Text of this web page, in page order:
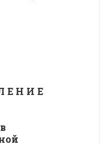
Е Н И Е